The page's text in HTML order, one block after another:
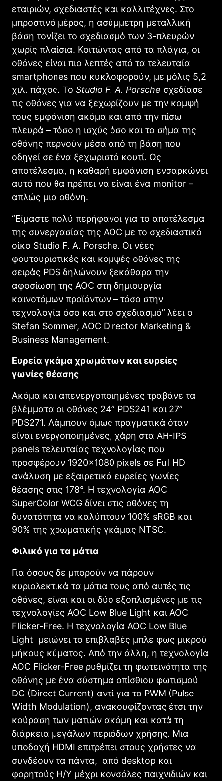
εταιριών, σχεδιαστές και καλλιτέχνες. Στο
μπροστινό μέρος, η ασύμμετρη μεταλλική
βάση τονίζει το σχεδιασμό των 3-πλευρών
χωρίς πλαίσια. Κοιτώντας από τα πλάγια, οι
οθόνες είναι πιο λεπτές από τα τελευταία
smartphones που κυκλοφορούν, με μόλις 5,2
χιλ. πάχος. Το Studio F. A. Porsche σχεδίασε
τις οθόνες για να ξεχωρίζουν με την κομψή
τους εμφάνιση ακόμα και από την πίσω
πλευρά – τόσο η ισχύς όσο και το σήμα της
οθόνης περνούν μέσα από τη βάση που
οδηγεί σε ένα ξεχωριστό κουτί. Ως
αποτέλεσμα, η καθαρή εμφάνιση ενσαρκώνει
αυτό που θα πρέπει να είναι ένα monitor –
απλώς μια οθόνη.
“Είμαστε πολύ περήφανοι για το αποτέλεσμα
της συνεργασίας της AOC με το σχεδιαστικό
οίκο Studio F. A. Porsche. Οι νέες
φουτουριστικές και κομψές οθόνες της
σειράς PDS δηλώνουν ξεκάθαρα την
αφοσίωση της AOC στη δημιουργία
καινοτόμων προϊόντων – τόσο στην
τεχνολογία όσο και στο σχεδιασμό” λέει ο
Stefan Sommer, ΑOC Director Marketing &
Business Management.
Ευρεία γκάμα χρωμάτων και ευρείες
γωνίες θέασης
Ακόμα και απενεργοποιημένες τραβάνε τα
βλέμματα οι οθόνες 24” PDS241 και 27”
PDS271. Λάμπουν όμως πραγματικά όταν
είναι ενεργοποιημένες, χάρη στα AH-IPS
panels τελευταίας τεχνολογίας που
προσφέρουν 1920×1080 pixels σε Full HD
ανάλυση με εξαιρετικά ευρείες γωνίες
θέασης στις 178°. Η τεχνολογία AOC
SuperColor WCG δίνει στις οθόνες τη
δυνατότητα να καλύπτουν 100% sRGB και
90% της χρωματικής γκάμας NTSC.
Φιλικό για τα μάτια
Για όσους δε μπορούν να πάρουν
κυριολεκτικά τα μάτια τους από αυτές τις
οθόνες, είναι και οι δύο εξοπλισμένες με τις
τεχνολογίες AOC Low Blue Light και AOC
Flicker-Free. Η τεχνολογία AOC Low Blue
Light μειώνει το επιβλαβές μπλε φως μικρού
μήκους κύματος. Από την άλλη, η τεχνολογία
AOC Flicker-Free ρυθμίζει τη φωτεινότητα της
οθόνης με ένα σύστημα οπίσθιου φωτισμού
DC (Direct Current) αντί για το PWM (Pulse
Width Modulation), ανακουφίζοντας έτσι την
κούραση των ματιών ακόμη και κατά τη
διάρκεια μεγάλων περιόδων χρήσης. Μια
υποδοχή HDMI επιτρέπει στους χρήστες να
συνδέουν τα πάντα, από desktop και
φορητούς Η/Υ μέχρι κονσόλες παιχνιδιών και